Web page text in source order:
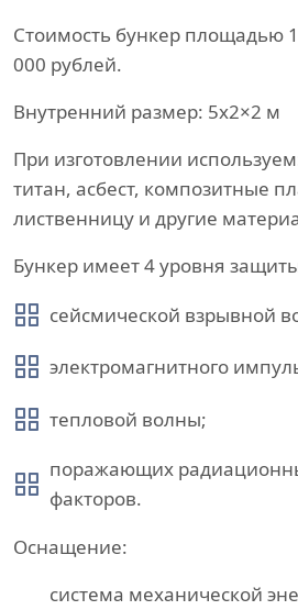
Стоимость бункер площадью
000 рублей.
Внутренний размер: 5х2×2 м
При изготовлении
титан, асбест, композитные
лиственницу и другие
Бункер имеет 4 уровня
сейсмической взрывной
электромагнитного
тепловой волны;
поражающих
факторов.
Оснащение:
система механической